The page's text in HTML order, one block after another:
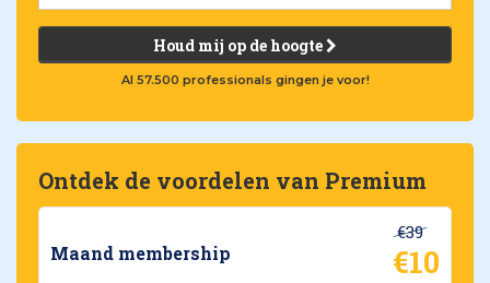
Houd mij op de hoogte
Al 57.500 professionals gingen je voor!
Ontdek de voordelen van Premium
Maand membership
€39
€10